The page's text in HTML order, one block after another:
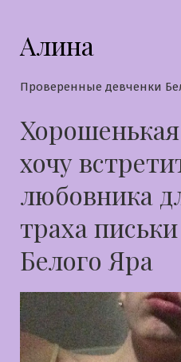
Алина
Проверенные девченки
хочу
любовника
траха
Белого Яра